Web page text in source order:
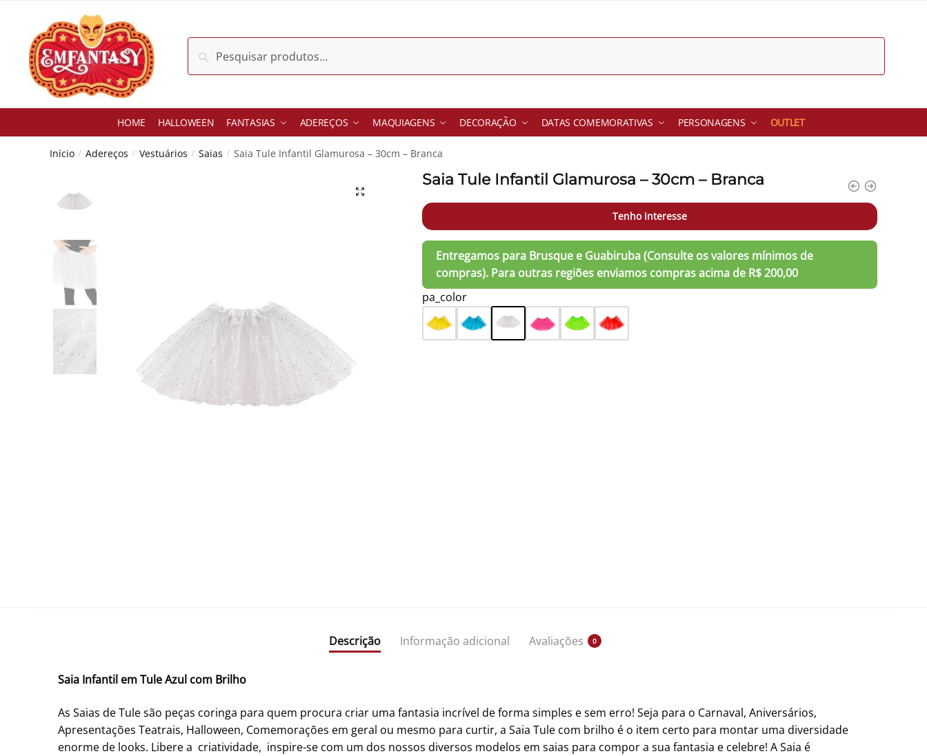
navigation
content
Pesquisar
por:
Pesquisar
HOME HALLOWEEN FANTASIAS ADEREÇOS MAQUIAGENS DECORAÇÃO DATAS COMEMORATIVAS PERSONAGENS OUTLET
Início / Adereços / Vestuários / Saias / Saia Tule Infantil Glamurosa – 30cm – Branca
Saia Tule Infantil Glamurosa – 30cm – Branca
Tenho interesse
pa_color
Descrição Informação adicional Avaliações 0
Saia Infantil em Tule Azul com Brilho
As Saias de Tule são peças coringa para quem procura criar uma fantasia incrível de forma simples e sem erro! Seja para o Carnaval, Aniversários,
Apresentações Teatrais, Halloween, Comemorações em geral ou mesmo para curtir, a Saia Tule com brilho é o item certo para montar uma diversidade
enorme de looks. Libere a criatividade, inspire-se com um dos nossos diversos modelos em saias para compor a sua fantasia e celebre! A Saia é